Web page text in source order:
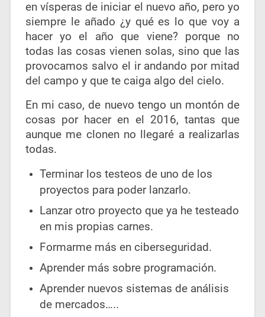
en vísperas de iniciar el nuevo año, pero yo
siempre le añado ¿y qué es lo que voy a
hacer yo el año que viene? porque no
todas las cosas vienen solas, sino que las
provocamos salvo el ir andando por mitad
del campo y que te caiga algo del cielo.
En mi caso, de nuevo tengo un montón de
cosas por hacer en el 2016, tantas que
aunque me clonen no llegaré a realizarlas
todas.
Terminar los testeos de uno de los
proyectos para poder lanzarlo.
Lanzar otro proyecto que ya he testeado
en mis propias carnes.
Formarme más en ciberseguridad.
Aprender más sobre programación.
Aprender nuevos sistemas de análisis
de mercados…..